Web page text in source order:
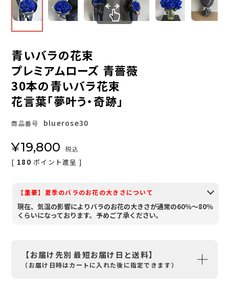
青いバラの花束
プレミアムローズ 青薔薇
30本の青いバラ花束
花言葉「夢叶う・奇跡」
商品番号 bluerose30
¥19,800 税込
[ 180 ポイント進呈 ]
【重要】夏季のバラのお花の大きさについて
現在、気温の影響によりバラのお花の大きさが通常の60％～80％
くらいになっております。予めご了承ください。
【お届け先別 最短お届け日と送料】
（お届け日時はカートに入れた後に指定できます）